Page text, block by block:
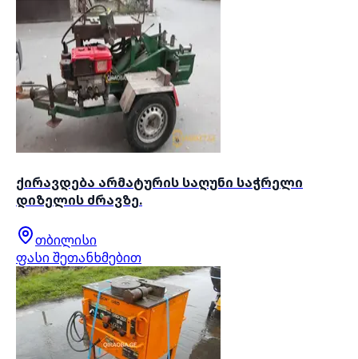
ქირავდება არმატურის საღუნი საჭრელი
დიზელის ძრავზე.
თბილისი
ფასი შეთანხმებით